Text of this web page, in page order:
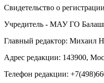
Свидетельство о
Учредитель - МАУ ГО
Главный редактор: Михаил
Адрес редакции: 143900,
Телефон редакции: